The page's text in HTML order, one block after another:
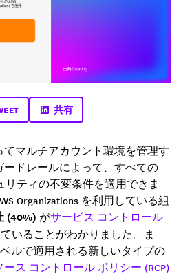
共有
てマルチアカウント環境を管理す
ドレールによって、すべての
リティの不変条件を適用できま
Organizations を利用している組
(40%) がサービス コントロール
いることがわかりました。ま
ルで適用される新しいタイプの
ース コントロール ポリシー (RCP)